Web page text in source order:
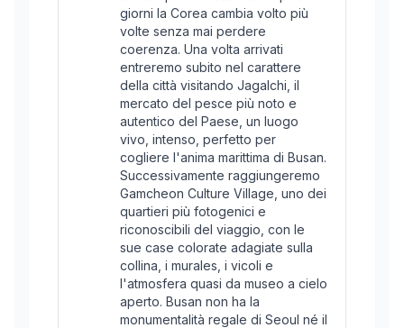
giorni la Corea cambia volto più
volte senza mai perdere
coerenza. Una volta arrivati
entreremo subito nel carattere
della città visitando Jagalchi, il
mercato del pesce più noto e
autentico del Paese, un luogo
vivo, intenso, perfetto per
cogliere l'anima marittima di Busan.
Successivamente raggiungeremo
Gamcheon Culture Village, uno dei
quartieri più fotogenici e
riconoscibili del viaggio, con le
sue case colorate adagiate sulla
collina, i murales, i vicoli e
l'atmosfera quasi da museo a cielo
aperto. Busan non ha la
monumentalità regale di Seoul né il